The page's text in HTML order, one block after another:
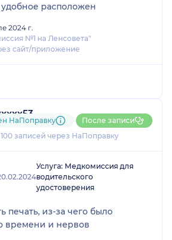
расположен
2024 г.
№1 на Ленсовета"
сайт/приложение
и2 оценки
записей через НаПоправку
НаПоправку После записи
Услуга: Медкомиссия для
водительского
удостоверения
печать, из-за чего было
времени и нервов